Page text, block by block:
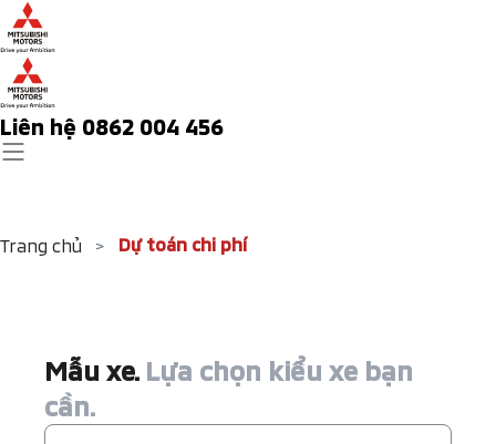
Liên hệ 0862 004 456
Trang chủ > Dự toán chi phí
Mẫu xe.Lựa chọn kiểu xe bạn
cần.